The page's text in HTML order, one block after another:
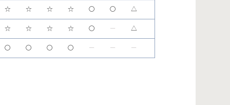
☆ ☆ ☆ ☆ 〇 〇 △
☆ ☆ ☆ ☆ 〇 ー △
〇 〇 〇 〇 ー ー ー